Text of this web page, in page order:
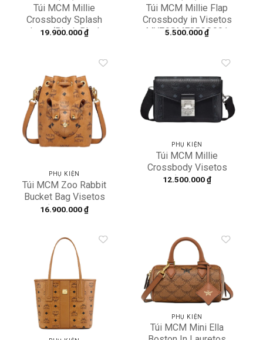
Túi MCM Millie
Crossbody Splash
Logo ‘Black Blue’
19.900.000₫
Túi MCM Millie Flap
Crossbody in Visetos
MYZ9SME05CO001
5.500.000₫
Add to
wishlist
PHỤ KIỆN
Túi MCM Zoo Rabbit
Bucket Bag Visetos
‘Cognac’
16.900.000₫
Add to
wishlist
PHỤ KIỆN
Túi MCM Millie
Crossbody Visetos
‘Black’
12.500.000₫
Add to
wishlist
PHỤ KIỆN
Túi MCM Mini Ella